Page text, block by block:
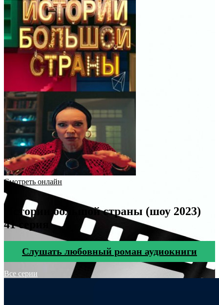
Смотреть онлайн
Истории большой страны (шоу 2023)
41 серия
Cлушать любовный роман аудиокниги
Все серии